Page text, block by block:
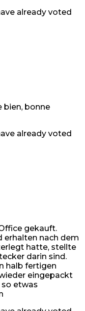
already voted
bien, bonne
already voted
gekauft.
erhalten nach dem
hatte, stellte
darin sind.
halb fertigen
eingepackt
etwas